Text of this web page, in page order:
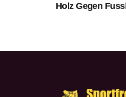
Holz Gegen